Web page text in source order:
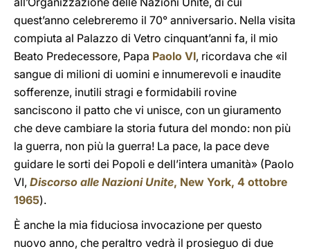
quest’anno celebreremo il 70° anniversario. Nella visita
compiuta al Palazzo di Vetro cinquant’anni fa, il mio
Beato Predecessore, Papa Paolo VI, ricordava che «il
sangue di milioni di uomini e innumerevoli e inaudite
sofferenze, inutili stragi e formidabili rovine
sanciscono il patto che vi unisce, con un giuramento
che deve cambiare la storia futura del mondo: non più
la guerra, non più la guerra! La pace, la pace deve
guidare le sorti dei Popoli e dell’intera umanità» (Paolo
VI, Discorso alle Nazioni Unite, New York, 4 ottobre
1965).
È anche la mia fiduciosa invocazione per questo
nuovo anno, che peraltro vedrà il prosieguo di due